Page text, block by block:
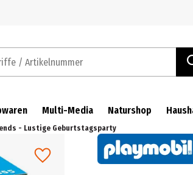
/ Artikelnummer
Multi-Media Naturshop
- Lustige Geburtstagsparty